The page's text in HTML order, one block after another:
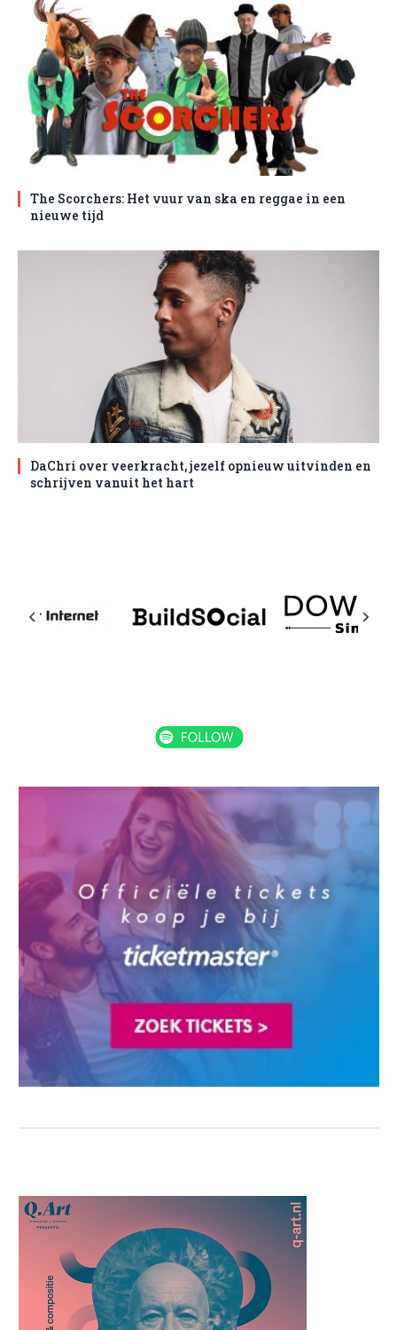
The Scorchers: Het vuur van ska en reggae in een
nieuwe tijd
DaChri over veerkracht, jezelf opnieuw uitvinden en
schrijven vanuit het hart